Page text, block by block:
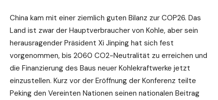
China kam mit einer ziemlich guten Bilanz zur COP26. Das
Land ist zwar der Hauptverbraucher von Kohle, aber sein
herausragender Präsident Xi Jinping hat sich fest
vorgenommen, bis 2060 CO2-Neutralität zu erreichen und
die Finanzierung des Baus neuer Kohlekraftwerke jetzt
einzustellen. Kurz vor der Eröffnung der Konferenz teilte
Peking den Vereinten Nationen seinen nationalen Beitrag